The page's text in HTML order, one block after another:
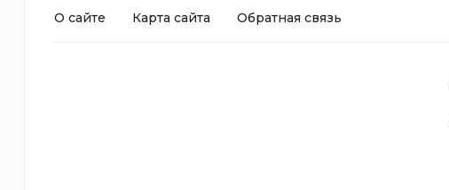
О сайте Карта сайта Обратная связь